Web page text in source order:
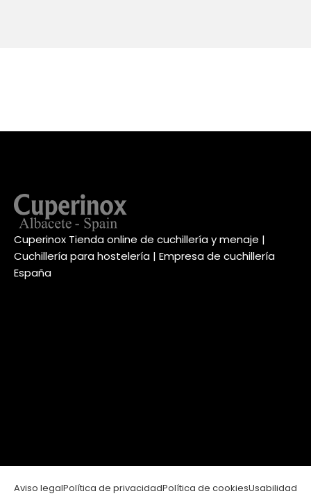
Cuperinox Tienda online de cuchillería y menaje |
Cuchillería para hostelería | Empresa de cuchillería
España
Aviso legalPolítica de privacidadPolítica de cookiesUsabilidad